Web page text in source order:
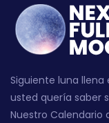
Siguiente luna
usted quería saber
Nuestro Calendario